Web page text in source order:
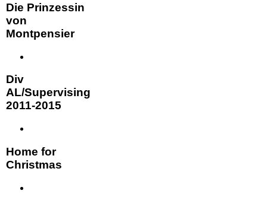
Die Prinzessin
von
Montpensier
Div
AL/Supervising
2011-2015
Home for
Christmas